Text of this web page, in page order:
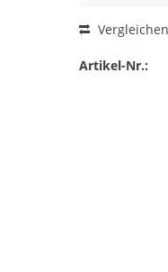
Vergleichen
Artikel-Nr.: